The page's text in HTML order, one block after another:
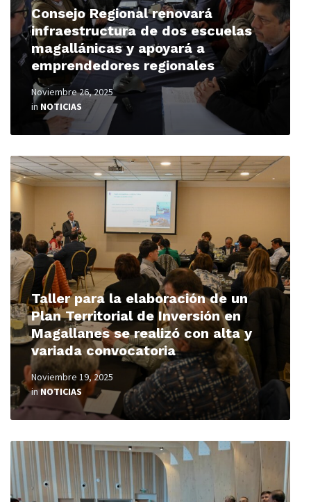
Consejo Regional renovará
infraestructura de dos escuelas
magallánicas y apoyará a
emprendedores regionales
Noviembre 26, 2025
in NOTICIAS
Taller para la elaboración de un
Plan Territorial de Inversión en
Magallanes se realizó con alta y
variada convocatoria
Noviembre 19, 2025
inNOTICIAS
Read
More
Read
More